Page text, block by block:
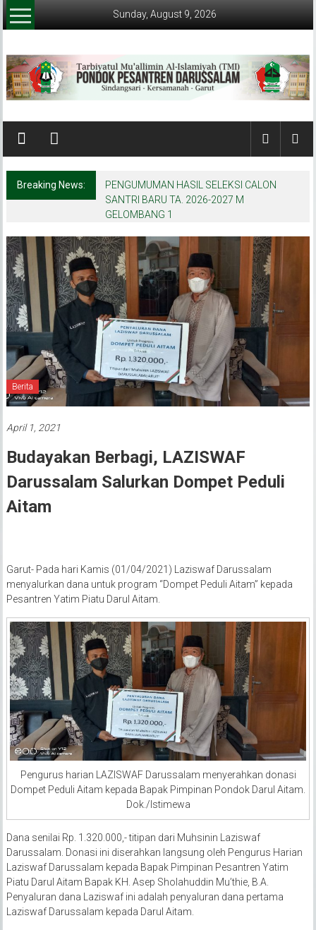
Skip
to
Sunday, August 9, 2026
Pondok
Pesantren
Darussalam
(Garut)
Mu'allimin
AL-
Islamiyyah
(TMI)
Breaking News:
PENGUMUMAN HASIL SELEKSI CALON
SANTRI BARU TA. 2026-2027 M
GELOMBANG 1
Berita
April 1, 2021
Budayakan Berbagi, LAZISWAF
Darussalam Salurkan Dompet Peduli
Aitam
Garut- Pada hari Kamis (01/04/2021) Laziswaf Darussalam
menyalurkan dana untuk program “Dompet Peduli Aitam” kepada
Pesantren Yatim Piatu Darul Aitam.
Pengurus harian LAZISWAF Darussalam menyerahkan donasi
Dompet Peduli Aitam kepada Bapak Pimpinan Pondok Darul Aitam.
Dok./Istimewa
Dana senilai Rp. 1.320.000,- titipan dari Muhsinin Laziswaf
Darussalam. Donasi ini diserahkan langsung oleh Pengurus Harian
Laziswaf Darussalam kepada Bapak Pimpinan Pesantren Yatim
Piatu Darul Aitam Bapak KH. Asep Sholahuddin Mu’thie, B.A.
Penyaluran dana Laziswaf ini adalah penyaluran dana pertama
Laziswaf Darussalam kepada Darul Aitam.